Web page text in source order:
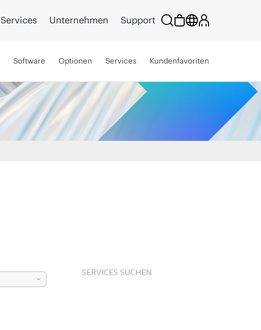
Services Unternehmen Support
Software Optionen Services Kundenfavoriten
SERVICES SUCHEN